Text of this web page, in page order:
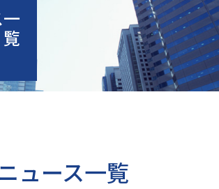
覧
ュース一覧